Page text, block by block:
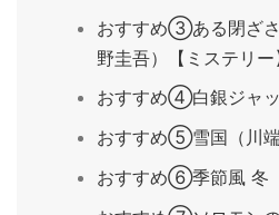
おすすめ③ある閉ざ
野圭吾）【ミステリー
おすすめ④白銀ジャッ
おすすめ⑤雪国（川端
おすすめ⑥季節風 冬